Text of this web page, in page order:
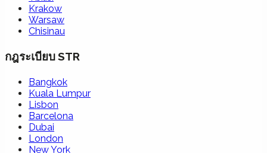
Krakow
Warsaw
Chisinau
กฎระเบียบ STR
Bangkok
Kuala Lumpur
Lisbon
Barcelona
Dubai
London
New York